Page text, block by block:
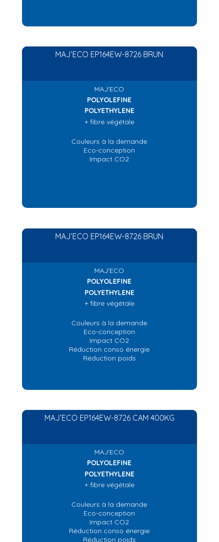
MAJ’ECO EP164EW-8726 BRUN
MAJ'ECO
POLYOLEFINE
POLYETHYLENE
+ fibre végétale
Couleurs à la demande
Eco-conception
Impact CO2
MAJ’ECO EP164EW-8726 BRUN
MAJ'ECO
POLYOLEFINE
POLYETHYLENE
+ fibre végétale
Couleurs à la demande
Eco-conception
Impact CO2
Réduction conso énergie
Réduction poids
MAJ’ECO EP164EW-8726 CAM 400KG
MAJ'ECO
POLYOLEFINE
POLYETHYLENE
+ fibre végétale
Couleurs à la demande
Eco-conception
Impact CO2
Réduction conso énergie
Réduction poids